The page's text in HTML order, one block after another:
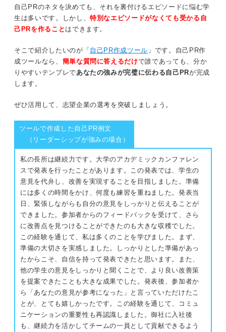
自己PRのネタを決めても、それを裏付けるエピソードに悩む学
生は多いです。しかし、特別なエピソードがなくても受かる自
己PRを作ること はできます。
そこで紹介したいのが「自己PR作成ツール 」です。自己PR作
成ツールなら、 簡単な質問に答えるだけで誰であっても、分か
りやすいテンプレであなたの強みが完璧に伝わる自己PRが完成
します。
ぜひ活用して、志望企業の選考を突破しましょう。
ツールで作成した自己PR例文
（リーダーシップが強みの場合）
私の長所は継続力です。大学のアカデミックカンファレン
スで発表を行ったことがあります。この発表では、学生の
意見を代弁し、改善を実現することを目指しました。準備
には多くの時間をかけ、何度も練習を重ねました。発表当
日、緊張しながらも自分の意見をしっかりと伝えることが
できました。参加者からのフィードバックを受けて、さら
に改善点を見つけることができたのも大きな収穫でした。
この経験を通じて、私は多くのことを学びました。まず、
準備の大切さを実感しました。しっかりとした準備があっ
たからこそ、自信を持って発表できたと思います。また、
他の学生の意見をしっかりと聞くことで、より良い改善策
を提案できたことも大きな成果でした。発表後、参加者か
ら「あなたの意見が参考になった」と言っていただけたこ
とが、とても嬉しかったです。この経験を通じて、コミュ
ニケーションの重要性も再認識しました。御社に入社後
も、継続力を活かしてチームの一員として貢献できるよう